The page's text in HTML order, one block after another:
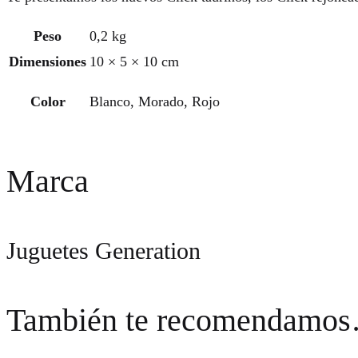
Peso
0,2 kg
Dimensiones 10 × 5 × 10 cm
Color Blanco, Morado, Rojo
Marca
Juguetes Generation
También te